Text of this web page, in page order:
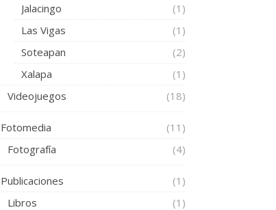
Jalacingo
(1)
Las Vigas
(1)
Soteapan
(2)
Xalapa
(1)
Videojuegos
(18)
Fotomedia
(11)
Fotografía
(4)
Publicaciones
(1)
Libros
(1)